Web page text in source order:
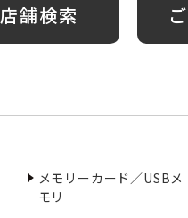
舗検索
メモリーカード／USBメ
モリ